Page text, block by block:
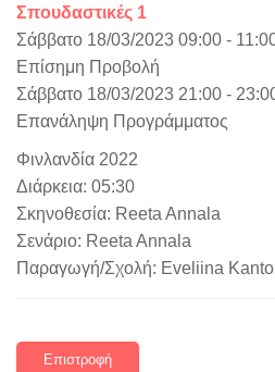
Σπουδαστικές 1
Σάββατο 18/03/2023 09:00 -
Επίσημη Προβολή
Σάββατο 18/03/2023 21:00 -
Επανάληψη Προγράμματος
Φινλανδία 2022
Διάρκεια: 05:30
Σκηνοθεσία: Reeta Annala
Σενάριο: Reeta Annala
Παραγωγή/Σχολή: Eveliina
Επιστροφή